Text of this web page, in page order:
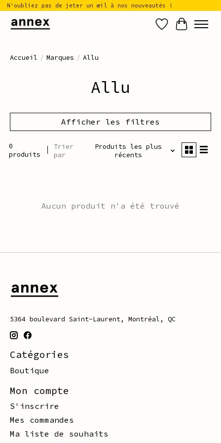
N'oubliez pas de jeter un œil à nos nouveautés !
Liste de
Panier
Accueil / Marques / Allu
Allu
Afficher les filtres
0
produits
Trier
par
Produits les plus
récents
Aucun produit n'a été trouvé
5364 boulevard Saint-Laurent, Montréal, QC
Catégories
Boutique
Mon compte
S'inscrire
Mes commandes
Ma liste de souhaits